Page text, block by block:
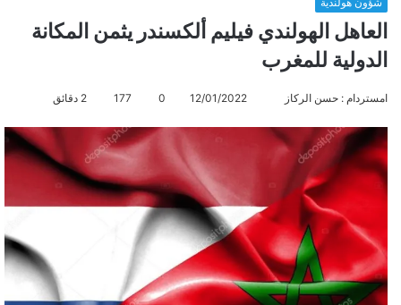
العاهل الهولندي فيليم ألكسندر يثمن المكانة
الدولية للمغرب
امستردام : حسن الركاز
ر
د
ا
إ
12/01/2022
0
177